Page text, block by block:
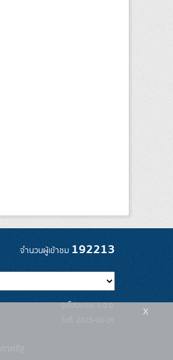
จำนวนผู้เข้าชม 192213
รุ่นโปรแกรม: 3.0.0
วันที่: 2025-06-26
x